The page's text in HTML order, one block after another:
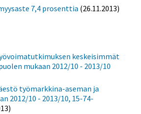
7,4 prosenttia (26.11.2013)
keskeisimmät
mukaan 2012/10 - 2013/10
työmarkkina-aseman ja
2012/10 - 2013/10, 15-74-